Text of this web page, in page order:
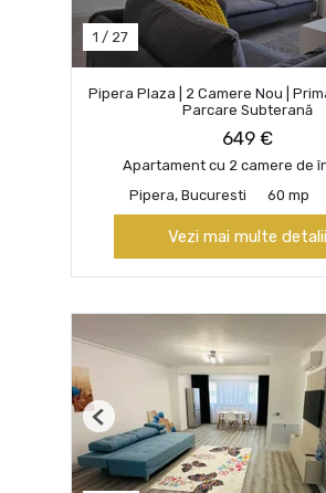
1 / 27
Pipera Plaza | 2 Camere Nou |
Parcare Subterană
649 €
Apartament cu 2 camere de
Pipera, Bucuresti
60 mp
Vezi mai multe detalii
Previous